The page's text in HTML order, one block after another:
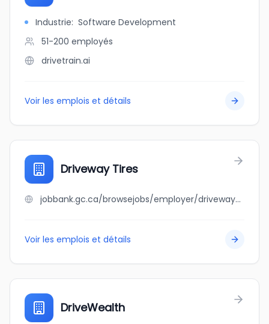
Industrie: Software Development
51-200 employés
drivetrain.ai
Voir les emplois et détails
Driveway Tires
jobbank.gc.ca/browsejobs/employer/driveway+tires/ca
Voir les emplois et détails
DriveWealth